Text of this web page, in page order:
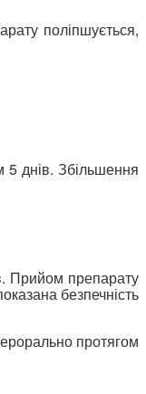
поліпшується,
5 днів. Збільшення
Прийом препарату
безпечність
протягом